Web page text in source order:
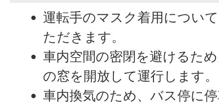
運転手のマスク着用につい
ただきます。
車内空間の密閉を避けるた
の窓を開放して運行します。
車内換気のため、バス停に